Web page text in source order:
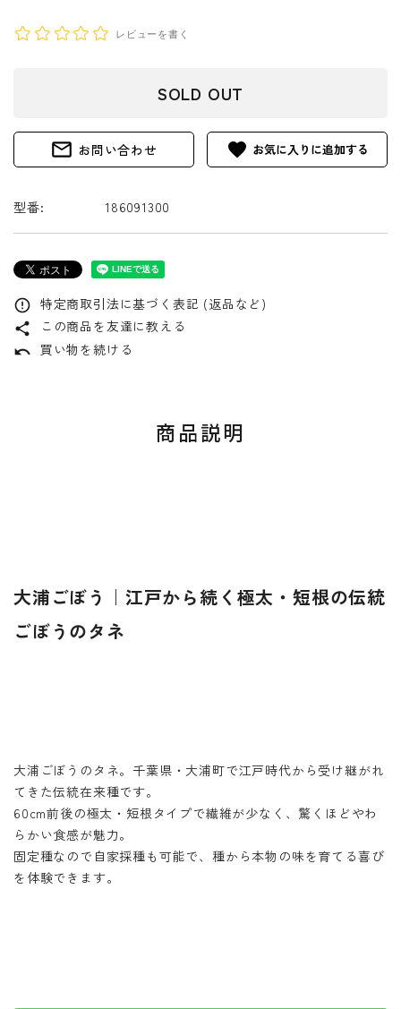
レビューを書く
SOLD OUT
mail_outline お問い合わせ favorite
型番: 186091300
error_outline 特定商取引法に基づく表記 (返品など)
share
この商品を友達に教える
undo 買い物を続ける
商品説明
大浦ごぼう｜江戸から続く極太・短根の伝統
ごぼうのタネ
大浦ごぼうのタネ。千葉県・大浦町で江戸時代から受け継がれ
てきた伝統在来種です。
60cm前後の極太・短根タイプで繊維が少なく、驚くほどやわ
らかい食感が魅力。
固定種なので自家採種も可能で、種から本物の味を育てる喜び
を体験できます。